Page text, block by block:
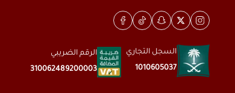
السجل التجاري
1010605037
الرقم الضريبي
310062489200003